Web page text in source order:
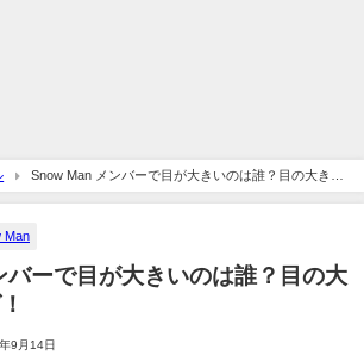
Snow Man メンバーで目が大きいのは誰？目の大きさ
Man
ーで目が大きいのは誰？目の大
9月14日